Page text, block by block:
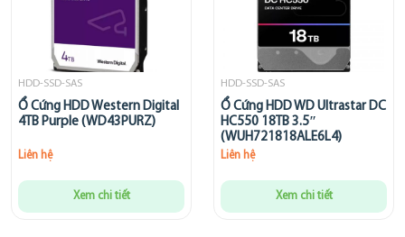
HDD-SSD-SAS
Ổ Cứng HDD Western Digital
4TB Purple (WD43PURZ)
Liên hệ
Xem chi tiết
HDD-SSD-SAS
Ổ Cứng HDD WD Ultrastar DC
HC550 18TB 3.5″
(WUH721818ALE6L4)
Liên hệ
Xem chi tiết